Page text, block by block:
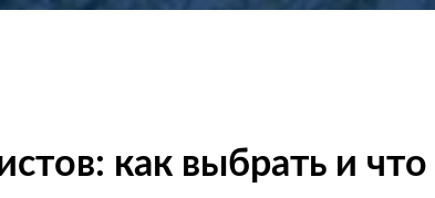
как выбрать и что